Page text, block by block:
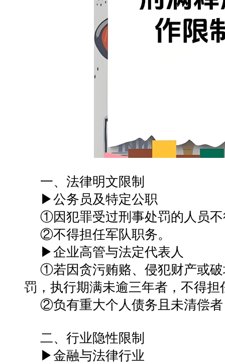
一、法律明文限制
▶公务员及特定公职‌
①因犯罪受过刑事处罚的人员
②不得担任军队职务‌。
▶‌企业高管与法定代表人‌
①若因贪污贿赂、侵犯财产或
罚，执行期满未逾三年者，不得
②负有重大个人债务且未清偿
二、行业隐性限制
▶‌金融与法律行业‌